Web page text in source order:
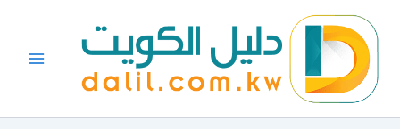
المحتوى